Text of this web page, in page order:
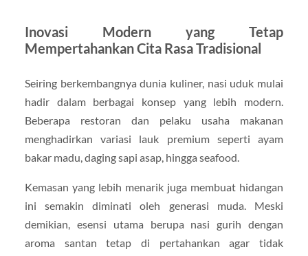
Inovasi Modern yang Tetap
Mempertahankan Cita Rasa Tradisional
Seiring berkembangnya dunia kuliner, nasi uduk mulai
hadir dalam berbagai konsep yang lebih modern.
Beberapa restoran dan pelaku usaha makanan
menghadirkan variasi lauk premium seperti ayam
bakar madu, daging sapi asap, hingga seafood.
Kemasan yang lebih menarik juga membuat hidangan
ini semakin diminati oleh generasi muda. Meski
demikian, esensi utama berupa nasi gurih dengan
aroma santan tetap di pertahankan agar tidak